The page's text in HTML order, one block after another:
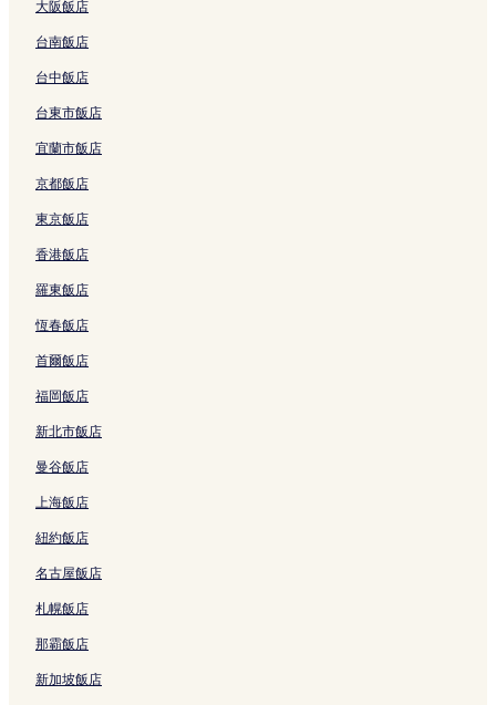
e
的
結
大阪飯店
台南飯店
台中飯店
台東市飯店
宜蘭市飯店
京都飯店
東京飯店
香港飯店
羅東飯店
恆春飯店
首爾飯店
福岡飯店
新北市飯店
曼谷飯店
上海飯店
紐約飯店
名古屋飯店
札幌飯店
那霸飯店
新加坡飯店